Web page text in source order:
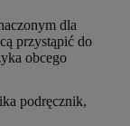
dla
przystąpić do
obcego
podręcznik,